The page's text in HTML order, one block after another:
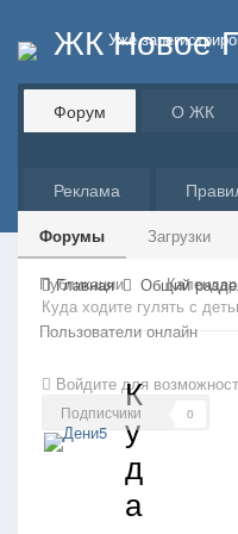
ЖК Новое
Уже
Форум
Форумы Загрузки
Публикации
Пользователи онлайн
О ЖК
Реклама
Главная Общий
Куда ходите гулять с
Войдите для
Подписчики 0
К
у
д
а